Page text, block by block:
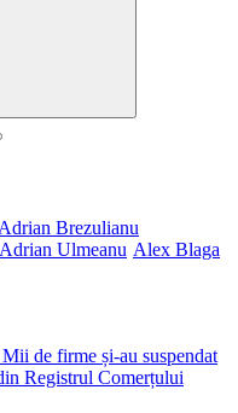
Adrian Brezulianu
Adrian Ulmeanu Alex Blaga
de firme și-au suspendat
Registrul Comerțului